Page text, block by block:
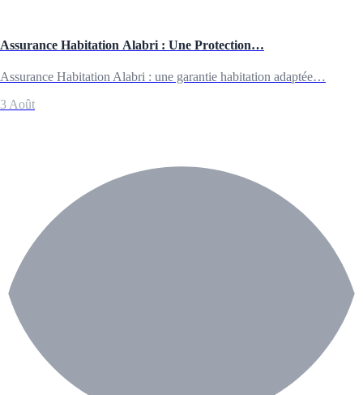
Assurance Habitation Alabri : Une Protection…
Assurance Habitation Alabri : une garantie habitation adaptée…
3 Août